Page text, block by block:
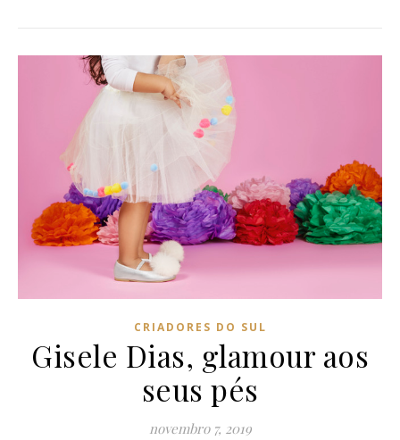
CRIADORES DO SUL
Gisele Dias, glamour aos
seus pés
novembro 7, 2019